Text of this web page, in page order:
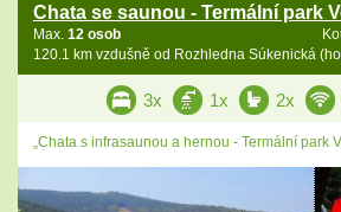
Chata se saunou - Termální park
Max. 12 osob
120.1 km vzdušně od Rozhledna Súkenická
3x 1x 2x
„Chata s infrasaunou a hernou - Termální park